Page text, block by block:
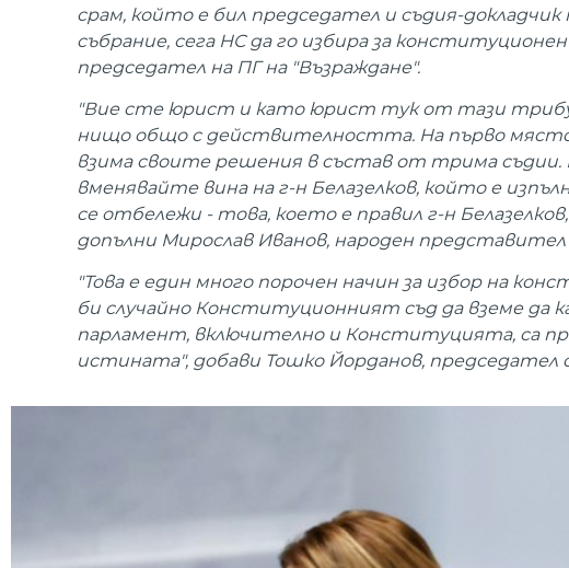
срам, който е бил председател и съдия-
събрание, сега НС да го избира за
председател на ПГ на "Възраждане".
"Вие сте юрист и като юрист тук от тази
нищо общо с действителността. На първо място
взима своите решения в състав от трима съдии.
вменявайте вина на г-н Белазелков, който е
се отбележи - това, което е правил г-н
допълни Мирослав Иванов, народен
"Това е един много порочен начин за избор на
би случайно Конституционният съд да вземе
парламент, включително и Конституцията, са
истината", добави Тошко Йорданов, председател